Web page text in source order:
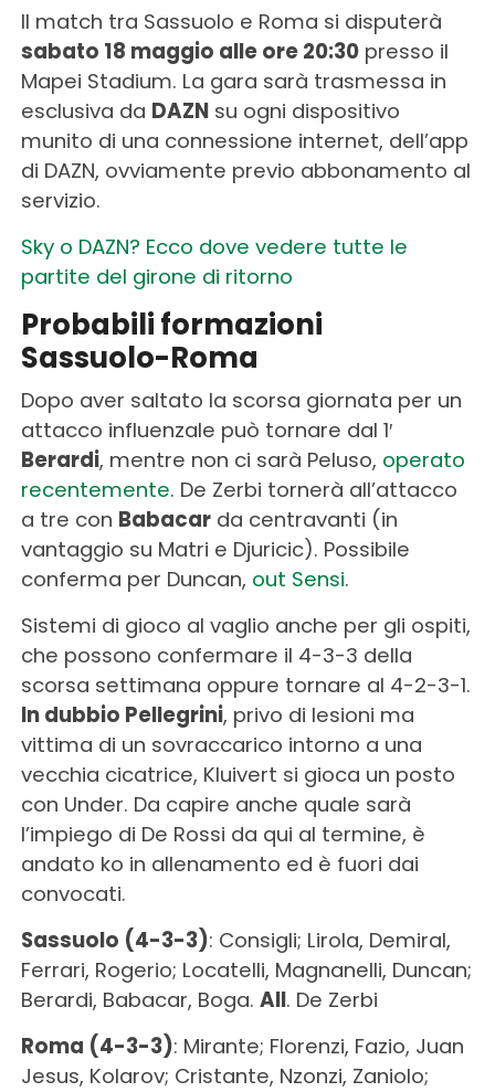
Il match tra Sassuolo e Roma si disputerà
sabato 18 maggio alle ore 20:30presso il
Mapei Stadium. La gara sarà trasmessa in
esclusiva da DAZNsu ogni dispositivo
munito di una connessione internet, dell’app
di DAZN, ovviamente previo abbonamento al
servizio.
Sky o DAZN? Ecco dove vedere tutte le
partite del girone di ritorno
Probabili formazioni
Sassuolo-Roma
Dopo aver saltato la scorsa giornata per un
attacco influenzale può tornare dal 1′
Berardi, mentre non ci sarà Peluso, operato
recentemente. De Zerbi tornerà all’attacco
a tre con Babacarda centravanti (in
vantaggio su Matri e Djuricic). Possibile
conferma per Duncan, out Sensi.
Sistemi di gioco al vaglio anche per gli ospiti,
che possono confermare il 4-3-3 della
scorsa settimana oppure tornare al 4-2-3-1.
In dubbio Pellegrini, privo di lesioni ma
vittima di un sovraccarico intorno a una
vecchia cicatrice, Kluivert si gioca un posto
con Under. Da capire anche quale sarà
l’impiego di De Rossi da qui al termine, è
andato ko in allenamento ed è fuori dai
convocati.
Sassuolo (4-3-3): Consigli; Lirola, Demiral,
Ferrari, Rogerio; Locatelli, Magnanelli, Duncan;
Berardi, Babacar, Boga. All. De Zerbi
Roma (4-3-3): Mirante; Florenzi, Fazio, Juan
Jesus, Kolarov; Cristante, Nzonzi, Zaniolo;